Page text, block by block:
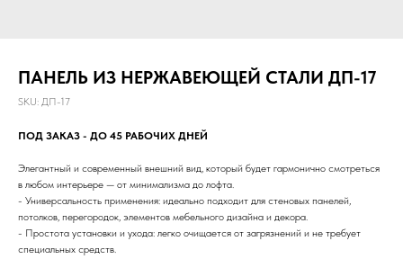
ПАНЕЛЬ ИЗ НЕРЖАВЕЮЩЕЙ СТАЛИ ДП-17
SKU: ДП-17
ПОД ЗАКАЗ - ДО 45 РАБОЧИХ ДНЕЙ
Элегантный и современный внешний вид, который будет гармонично смотреться
в любом интерьере — от минимализма до лофта.
- Универсальность применения: идеально подходит для стеновых панелей,
потолков, перегородок, элементов мебельного дизайна и декора.
- Простота установки и ухода: легко очищается от загрязнений и не требует
специальных средств.